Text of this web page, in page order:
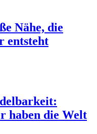
Nähe, die
entsteht
haben die Welt